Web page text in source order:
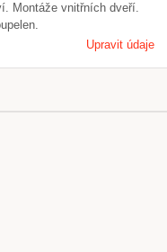
Montáže vnitřních dveří.
Upravit údaje